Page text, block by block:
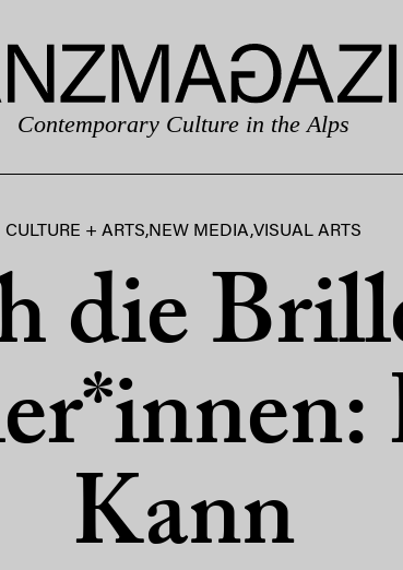
Contemporary Culture in the Alps
CULTURE + ARTS,NEW MEDIA,VISUAL ARTS
die
Kann